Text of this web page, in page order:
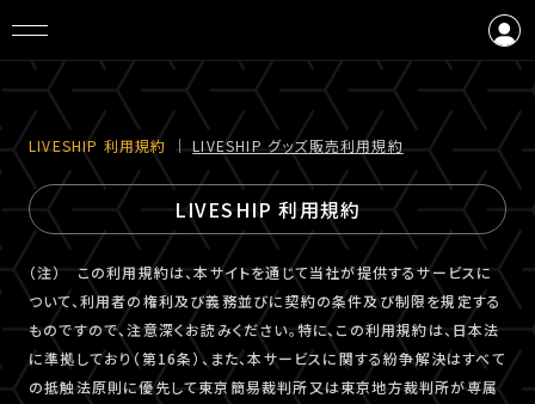
会員登録
LIVESHIP 利⽤規約 ｜LIVESHIP グッズ販売利⽤規約
LIVESHIP 利用規約
（注） この利用規約は、本サイトを通じて当社が提供するサービスに
ついて、利用者の権利及び義務並びに契約の条件及び制限を規定する
ものですので、注意深くお読みください。特に、この利用規約は、日本法
に準拠しており（第16条）、また、本サービスに関する紛争解決はすべて
の抵触法原則に優先して東京簡易裁判所又は東京地方裁判所が専属